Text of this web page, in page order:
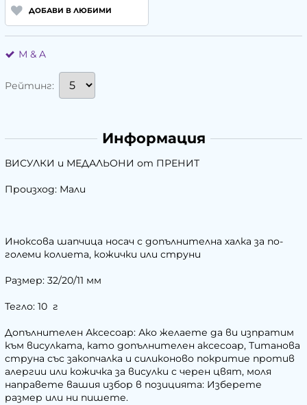
ДОБАВИ В ЛЮБИМИ
М & A
Рейтинг:
Информация
ВИСУЛКИ и МЕДАЛЬОНИ от ПРЕНИТ
Произход: Мали
Иноксова шапчица носач с допълнителна халка за по-
голeми колиета, кожички или струни
Размер: 32/20/11 мм
Тегло: 10 г
Допълнителен Аксесоар: Ако желаете да ви изпратим
към висулката, като допълнителен аксесоар, Титанова
струна със закопчалка и силиконово покритие против
алергии или кожичка за висулки с черен цвят, моля
направете вашия избор в позицията: Изберете
размер или ни пишете.